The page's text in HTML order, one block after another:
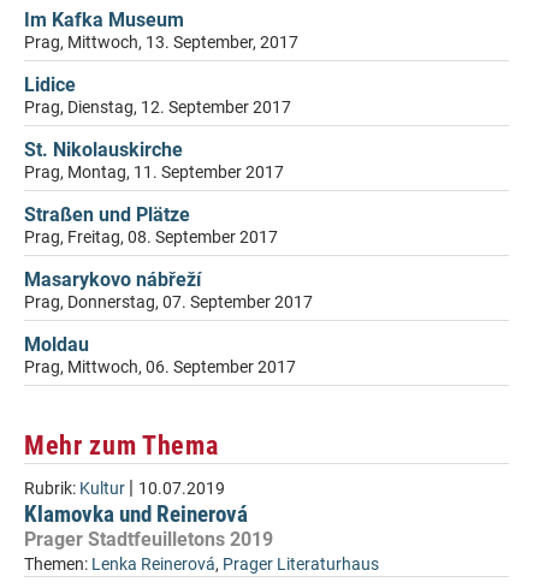
Im Kafka Museum
Prag, Mittwoch, 13. September, 2017
Lidice
Prag, Dienstag, 12. September 2017
St. Nikolauskirche
Prag, Montag, 11. September 2017
Straßen und Plätze
Prag, Freitag, 08. September 2017
Masarykovo nábřeží
Prag, Donnerstag, 07. September 2017
Moldau
Prag, Mittwoch, 06. September 2017
Mehr zum Thema
Rubrik: Kultur | 10.07.2019
Klamovka und Reinerová
Prager Stadtfeuilletons 2019
Themen: Lenka Reinerová, Prager Literaturhaus